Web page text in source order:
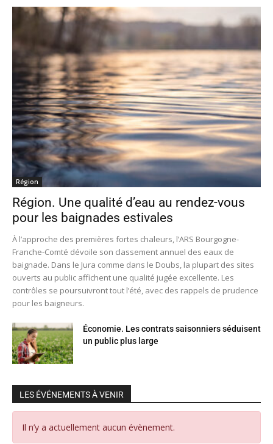
Région
Région. Une qualité d’eau au rendez-vous
pour les baignades estivales
À l’approche des premières fortes chaleurs, l’ARS Bourgogne-
Franche-Comté dévoile son classement annuel des eaux de
baignade. Dans le Jura comme dans le Doubs, la plupart des sites
ouverts au public affichent une qualité jugée excellente. Les
contrôles se poursuivront tout l’été, avec des rappels de prudence
pour les baigneurs.
Économie. Les contrats saisonniers séduisent
un public plus large
LES ÉVÉNEMENTS À VENIR
Il n’y a actuellement aucun évènement.